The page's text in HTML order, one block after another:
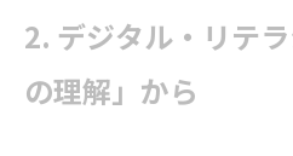
2. デジタル・リテ
の理解」から